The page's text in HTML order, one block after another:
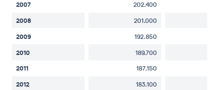
2007 202.400
2008 201.000
2009 192.850
2010 189.700
2011 187.150
2012 183.100